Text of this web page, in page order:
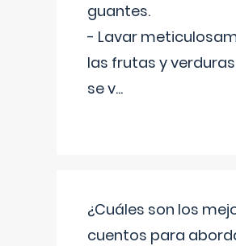
guantes.
- Lavar
las frutas y
se v...
¿Cuáles son los
cuentos para